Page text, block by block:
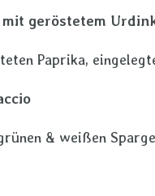
mit geröstetem
Paprika,